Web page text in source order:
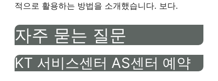
적으로 활용하는 방법을 소개했습니다. 보다.
자주 묻는 질문
KT 서비스센터 AS센터 예약